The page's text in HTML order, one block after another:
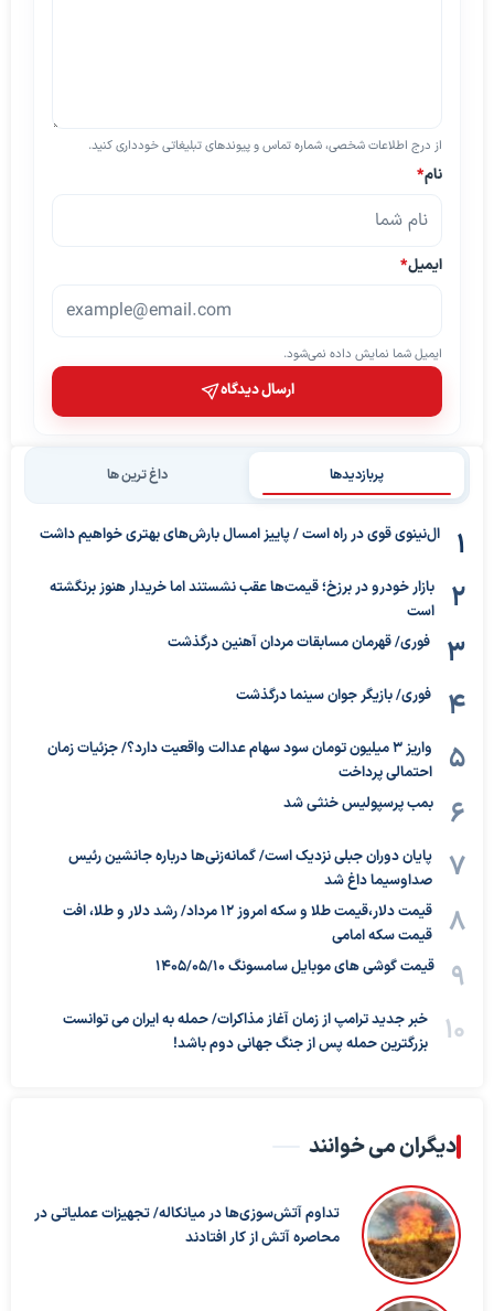
از درج اطلاعات شخصی، شماره تماس و پیوندهای تبلیغاتی خودداری کنید.
نام*
ایمیل*
ایمیل شما نمایش داده نمی‌شود.
ارسال دیدگاه
پربازدیدها داغ ترین ها
ال‌نینوی قوی در راه است / پاییز امسال بارش‌های بهتری خواهیم داشت
بازار خودرو در برزخ؛ قیمت‌ها عقب نشستند اما خریدار هنوز برنگشته
است
فوری/ قهرمان مسابقات مردان آهنین درگذشت
فوری/ بازیگر جوان سینما درگذشت
واریز ۳ میلیون تومان سود سهام عدالت واقعیت دارد؟/ جزئیات زمان
احتمالی پرداخت
بمب پرسپولیس خنثی شد
پایان دوران جبلی نزدیک است/ گمانه‌زنی‌ها درباره جانشین رئیس
صداوسیما داغ شد
قیمت دلار،قیمت طلا و سکه امروز ۱۲ مرداد/ رشد دلار و طلا، افت
قیمت سکه امامی
قیمت گوشی های موبایل سامسونگ 1405/05/10
خبر جدید ترامپ از زمان آغاز مذاکرات/ حمله به ایران می توانست
بزرگترین حمله پس از جنگ جهانی دوم باشد!
دیگران می خوانند
تداوم آتش‌سوزی‌ها در میانکاله/ تجهیزات عملیاتی در
محاصره آتش از کار افتادند